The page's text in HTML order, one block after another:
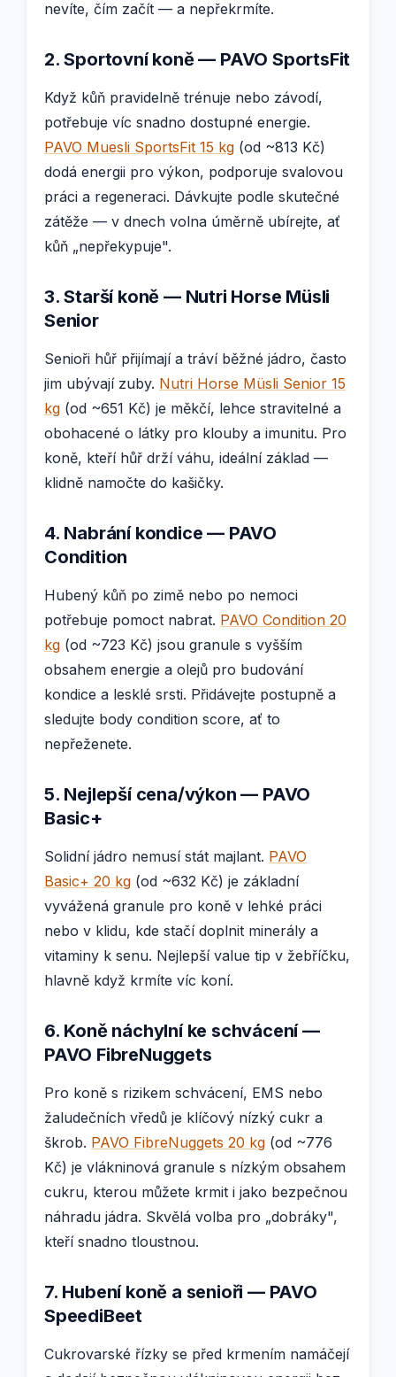
nevíte, čím začít — a nepřekrmíte.
2. Sportovní koně — PAVO SportsFit
Když kůň pravidelně trénuje nebo závodí,
potřebuje víc snadno dostupné energie.
PAVO Muesli SportsFit 15 kg (od ~813 Kč)
dodá energii pro výkon, podporuje svalovou
práci a regeneraci. Dávkujte podle skutečné
zátěže — v dnech volna úměrně ubírejte, ať
kůň „nepřekypuje".
3. Starší koně — Nutri Horse Müsli
Senior
Senioři hůř přijímají a tráví běžné jádro, často
jim ubývají zuby. Nutri Horse Müsli Senior 15
kg (od ~651 Kč) je měkčí, lehce stravitelné a
obohacené o látky pro klouby a imunitu. Pro
koně, kteří hůř drží váhu, ideální základ —
klidně namočte do kašičky.
4. Nabrání kondice — PAVO
Condition
Hubený kůň po zimě nebo po nemoci
potřebuje pomoct nabrat. PAVO Condition 20
kg (od ~723 Kč) jsou granule s vyšším
obsahem energie a olejů pro budování
kondice a lesklé srsti. Přidávejte postupně a
sledujte body condition score, ať to
nepřeženete.
5. Nejlepší cena/výkon — PAVO
Basic+
Solidní jádro nemusí stát majlant. PAVO
Basic+ 20 kg (od ~632 Kč) je základní
vyvážená granule pro koně v lehké práci
nebo v klidu, kde stačí doplnit minerály a
vitaminy k senu. Nejlepší value tip v žebříčku,
hlavně když krmíte víc koní.
6. Koně náchylní ke schvácení —
PAVO FibreNuggets
Pro koně s rizikem schvácení, EMS nebo
žaludečních vředů je klíčový nízký cukr a
škrob. PAVO FibreNuggets 20 kg (od ~776
Kč) je vlákninová granule s nízkým obsahem
cukru, kterou můžete krmit i jako bezpečnou
náhradu jádra. Skvělá volba pro „dobráky",
kteří snadno tloustnou.
7. Hubení koně a senioři — PAVO
SpeediBeet
Cukrovarské řízky se před krmením namáčejí